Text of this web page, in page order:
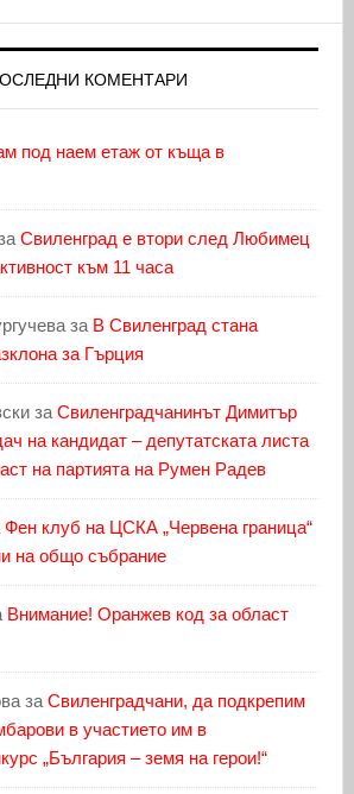
КОМЕНТАРИ
под наем етаж от къща в
Свиленград е втори след Любимец
към 11 часа
за В Свиленград стана
за Гърция
за Свиленградчанинът Димитър
на кандидат – депутатската листа
на партията на Румен Радев
Фен клуб на ЦСКА „Червена граница“
на общо събрание
Внимание! Оранжев код за област
за Свиленградчани, да подкрепим
в участието им в
„България – земя на герои!“